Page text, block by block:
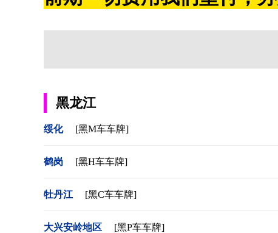
黑龙江
绥化 [黑M车车牌]
鹤岗 [黑H车车牌]
牡丹江 [黑C车车牌]
大兴安岭地区 [黑P车车牌]